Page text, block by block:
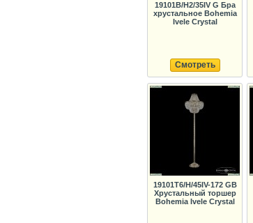
19101B/H2/35IV G Бра
хрустальное Bohemia
Ivele Crystal
Смотреть
19101T6/H/45IV-172 GB
Хрустальный торшер
Bohemia Ivele Crystal